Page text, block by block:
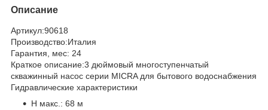
Описание
Артикул:90618
Производство:Италия
Гарантия, мес: 24
Краткое описание:3 дюймовый многоступенчатый
скважинный насос серии MICRA для бытового водоснабжения
Гидравлические характеристики
H макс.: 68 м